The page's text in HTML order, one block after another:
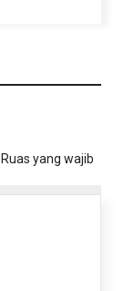
Ruas yang wajib